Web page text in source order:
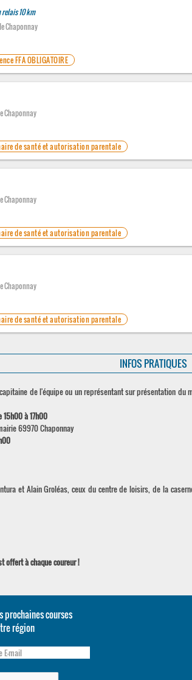
10 km
Chaponnay
FFA OBLIGATOIRE
Chaponnay
de santé et autorisation parentale
Chaponnay
de santé et autorisation parentale
Chaponnay
de santé et autorisation parentale
INFOS PRATIQUES
de l'équipe ou un représentant sur présentation
15h00 à 17h00
69970 Chaponnay
et Alain Groléas, ceux du centre de loisirs, de la
offert à chaque coureur !
prochaines courses
région